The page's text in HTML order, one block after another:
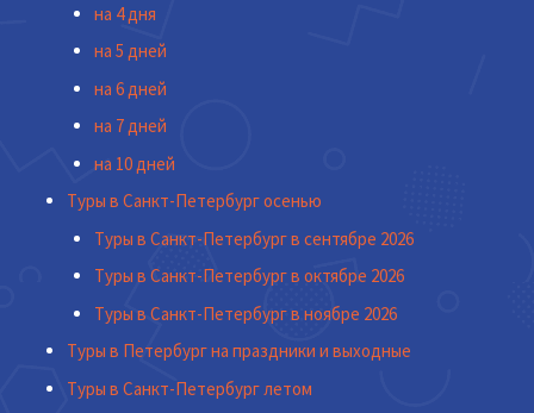
на 4 дня
на 5 дней
на 6 дней
на 7 дней
на 10 дней
Туры в Санкт-Петербург осенью
Туры в Санкт-Петербург в сентябре 2026
Туры в Санкт-Петербург в октябре 2026
Туры в Санкт-Петербург в ноябре 2026
Туры в Петербург на праздники и выходные
Туры в Санкт-Петербург летом